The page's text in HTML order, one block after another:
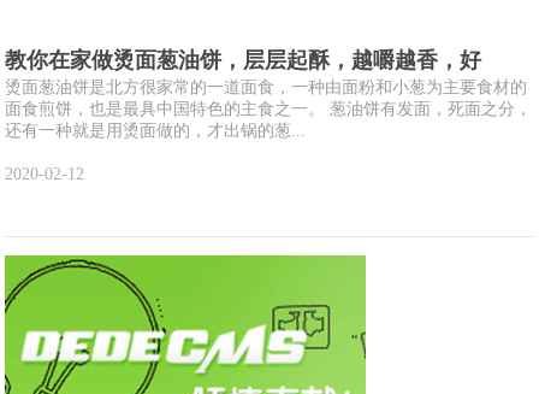
教你在家做烫面葱油饼，层层起酥，越嚼越香，好
烫面葱油饼是北方很家常的一道面食，一种由面粉和小葱为主要食材的
面食煎饼，也是最具中国特色的主食之一。 葱油饼有发面，死面之分，
还有一种就是用烫面做的，才出锅的葱...
2020-02-12